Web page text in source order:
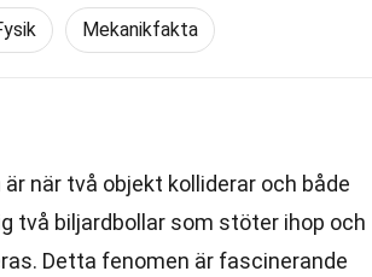
Mekanikfakta
är när två objekt kolliderar och både
två biljardbollar som stöter ihop och
Detta fenomen är fascinerande